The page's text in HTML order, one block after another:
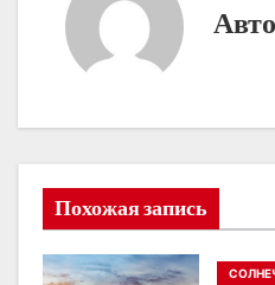
ц
я
п
Похожая запись